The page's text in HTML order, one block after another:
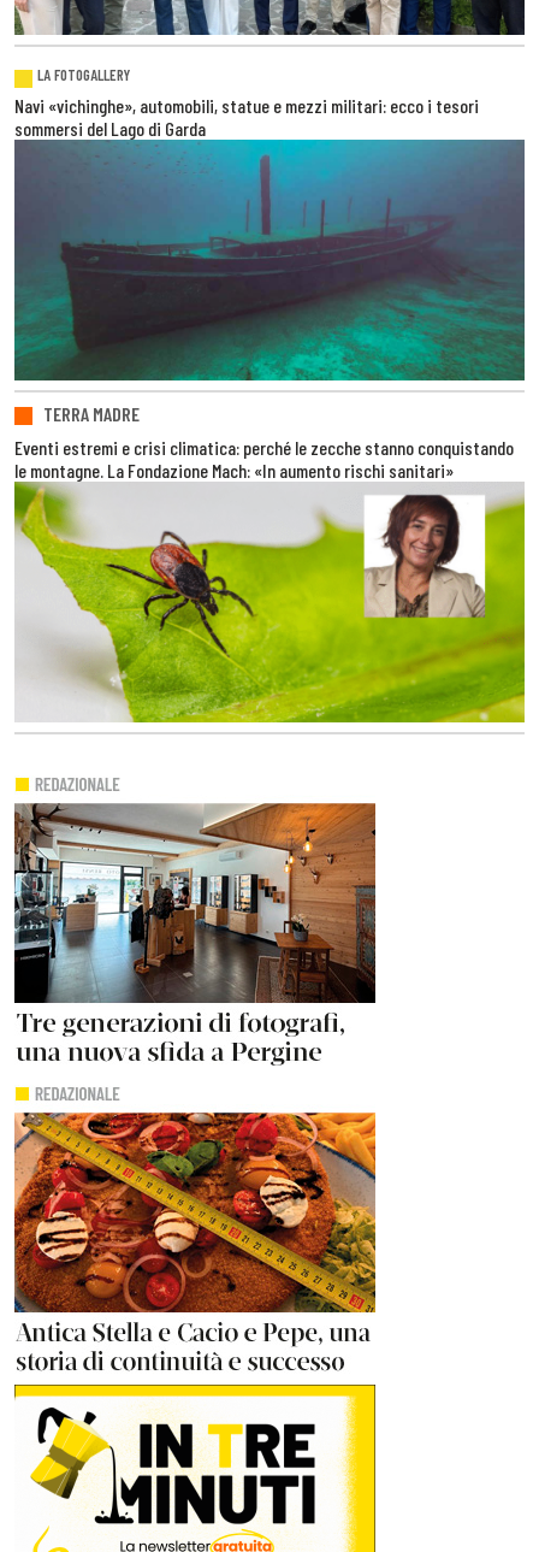
LA FOTOGALLERY
Navi «vichinghe», automobili, statue e mezzi militari: ecco i tesori
sommersi del Lago di Garda
TERRA MADRE
Eventi estremi e crisi climatica: perché le zecche stanno conquistando
le montagne. La Fondazione Mach: «In aumento rischi sanitari»